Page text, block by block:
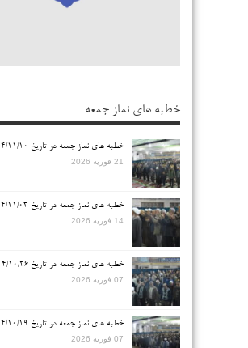
خطبه های نماز جمعه
خطبه های نماز جمعه در تاریخ ۱۴۰۴/۱۱/۱۰
21 فوریه 2026
خطبه های نماز جمعه در تاریخ ۱۴۰۴/۱۱/۰۳
14 فوریه 2026
خطبه های نماز جمعه در تاریخ ۱۴۰۴/۱۰/۲۶
07 فوریه 2026
خطبه های نماز جمعه در تاریخ ۱۴۰۴/۱۰/۱۹
07 فوریه 2026